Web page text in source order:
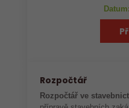
Rozpočtář
Rozpočtář ve